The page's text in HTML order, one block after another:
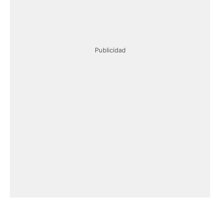
Publicidad